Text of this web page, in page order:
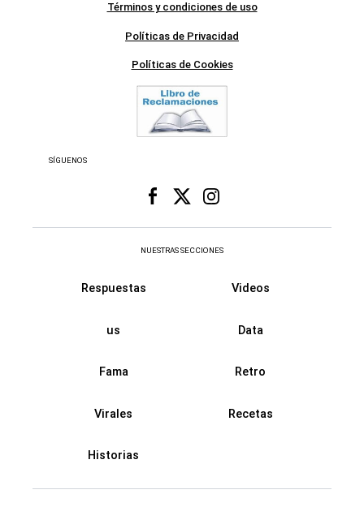
Términos y condiciones de uso
Políticas de Privacidad
Políticas de Cookies
SÍGUENOS
NUESTRAS SECCIONES
Respuestas Videos
us Data
Fama Retro
Virales Recetas
Historias